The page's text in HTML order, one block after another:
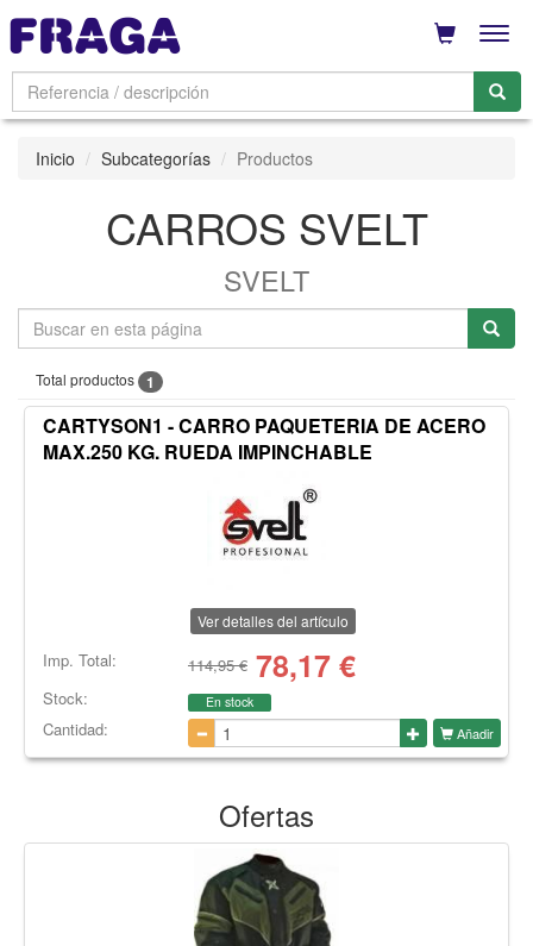
Inicio Subcategorías Productos
CARROS SVELT
SVELT
Total productos 1
CARTYSON1 - CARRO PAQUETERIA DE ACERO
MAX.250 KG. RUEDA IMPINCHABLE
Ver detalles del artículo
Imp. Total: 114,95 € 78,17€
Stock: En stock
Cantidad: Añadir
Ofertas